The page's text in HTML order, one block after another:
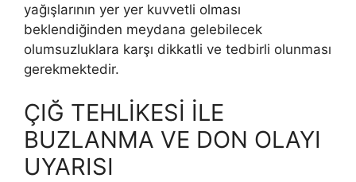
yağışlarının yer yer kuvvetli olması
beklendiğinden meydana gelebilecek
olumsuzluklara karşı dikkatli ve tedbirli olunması
gerekmektedir.
ÇIĞ TEHLİKESİ İLE
BUZLANMA VE DON OLAYI
UYARISI